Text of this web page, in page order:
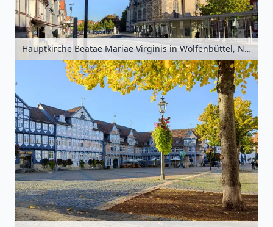
Hauptkirche Beatae Mariae Virginis in Wolfenbüttel, Niedersachsen, Deutschland